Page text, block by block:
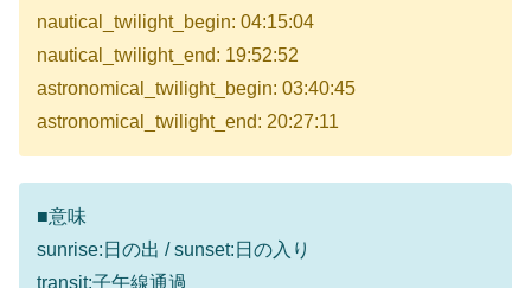
nautical_twilight_begin: 04:15:04
nautical_twilight_end: 19:52:52
astronomical_twilight_begin: 03:40:45
astronomical_twilight_end: 20:27:11
■意味
sunrise:日の出 / sunset:日の入り
transit:子午線通過